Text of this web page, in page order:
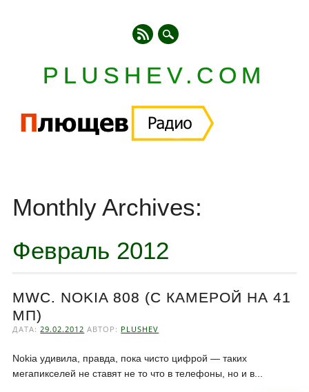
PLUSHEV.COM
content
Monthly Archives:
Февраль 2012
MWC. NOKIA 808 (С КАМЕРОЙ НА 41
МП)
ДАТА:29.02.2012 АВТОР: PLUSHEV
Nokia удивила, правда, пока чисто цифрой — таких
мегапикселей не ставят не то что в телефоны, но и в...